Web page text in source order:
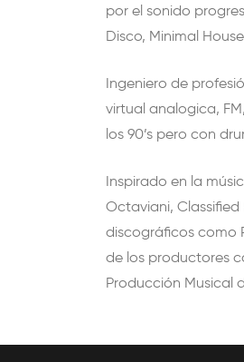
por el sonido
Disco, Minimal
Ingeniero de
virtual analogica,
los 90’s pero con
Inspirado en la
Octaviani, Classified
discográficos como
de los productores
Producción Musical